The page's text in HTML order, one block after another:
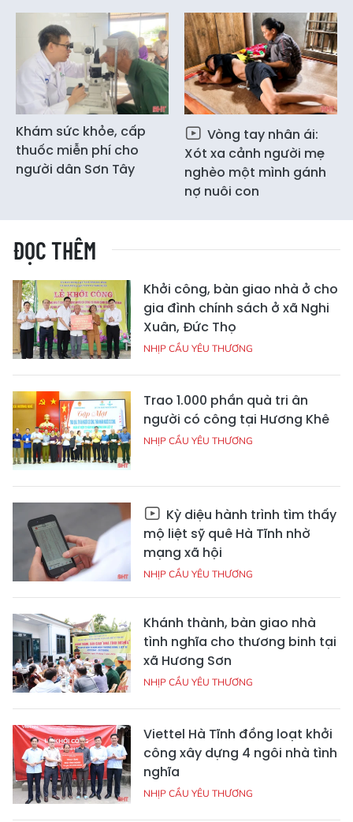
Khám sức khỏe, cấp
thuốc miễn phí cho
người dân Sơn Tây
Vòng tay nhân ái:
Xót xa cảnh người mẹ
nghèo một mình gánh
nợ nuôi con
ĐỌC THÊM
Khởi công, bàn giao nhà ở cho
gia đình chính sách ở xã Nghi
Xuân, Đức Thọ
NHỊP CẦU YÊU THƯƠNG
Trao 1.000 phần quà tri ân
người có công tại Hương Khê
NHỊP CẦU YÊU THƯƠNG
Kỳ diệu hành trình tìm thấy
mộ liệt sỹ quê Hà Tĩnh nhờ
mạng xã hội
NHỊP CẦU YÊU THƯƠNG
Khánh thành, bàn giao nhà
tình nghĩa cho thương binh tại
xã Hương Sơn
NHỊP CẦU YÊU THƯƠNG
Viettel Hà Tĩnh đồng loạt khởi
công xây dựng 4 ngôi nhà tình
nghĩa
NHỊP CẦU YÊU THƯƠNG